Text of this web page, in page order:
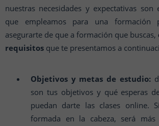
nuestras necesidades y expectativas son
que empleamos para una formación
asegurarte de que a formación que buscas,
requisitos que te presentamos a
Objetivos y metas de estudio:
son tus objetivos y qué esperas
puedan darte las clases online.
formada en la cabeza, será